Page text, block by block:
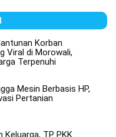
Korban
Viral di Morowali,
Terpenuhi
Mesin Berbasis HP,
Pertanian
Keluarga, TP PKK